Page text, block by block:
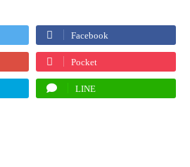
Facebook
Pocket
LINE